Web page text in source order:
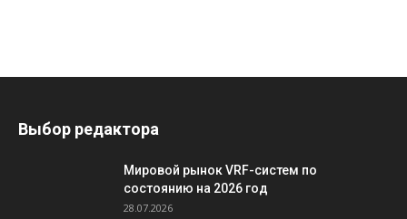
Выбор редактора
Мировой рынок VRF-систем по
состоянию на 2026 год
28.07.2026